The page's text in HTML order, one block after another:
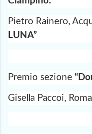
Pietro Rainero,
LUNA”
Premio sezione
Gisella Paccoi,